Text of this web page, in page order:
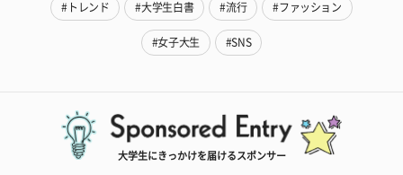
#トレンド #大学生白書 #流行 #ファッション
#女子大生 #SNS
大学生にきっかけを届けるスポンサー